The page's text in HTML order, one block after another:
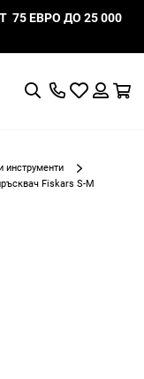
ЕВРО ДО 25 000
ТърсенеМоят
инструменти
Fiskars S-M